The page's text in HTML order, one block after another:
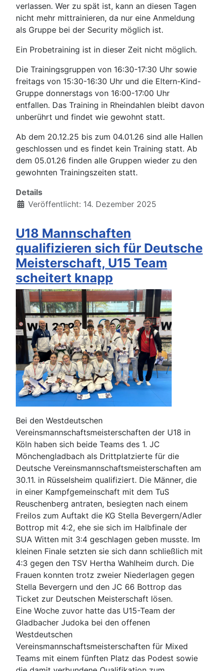
verlassen. Wer zu spät ist, kann an diesen Tagen
nicht mehr mittrainieren, da nur eine Anmeldung
als Gruppe bei der Security möglich ist.
Ein Probetraining ist in dieser Zeit nicht möglich.
Die Trainingsgruppen von 16:30-17:30 Uhr sowie
freitags von 15:30-16:30 Uhr und die Eltern-Kind-
Gruppe donnerstags von 16:00-17:00 Uhr
entfallen. Das Training in Rheindahlen bleibt davon
unberührt und findet wie gewohnt statt.
Ab dem 20.12.25 bis zum 04.01.26 sind alle Hallen
geschlossen und es findet kein Training statt. Ab
dem 05.01.26 finden alle Gruppen wieder zu den
gewohnten Trainingszeiten statt.
Details
Veröffentlicht: 14. Dezember 2025
U18 Mannschaften
qualifizieren sich für Deutsche
Meisterschaft, U15 Team
scheitert knapp
Bei den Westdeutschen
Vereinsmannschaftsmeisterschaften der U18 in
Köln haben sich beide Teams des 1. JC
Mönchengladbach als Drittplatzierte für die
Deutsche Vereinsmannschaftsmeisterschaften am
30.11. in Rüsselsheim qualifiziert. Die Männer, die
in einer Kampfgemeinschaft mit dem TuS
Reuschenberg antraten, besiegten nach einem
Freilos zum Auftakt die KG Stella Bevergern/Adler
Bottrop mit 4:2, ehe sie sich im Halbfinale der
SUA Witten mit 3:4 geschlagen geben musste. Im
kleinen Finale setzten sie sich dann schließlich mit
4:3 gegen den TSV Hertha Wahlheim durch. Die
Frauen konnten trotz zweier Niederlagen gegen
Stella Bevergern und den JC 66 Bottrop das
Ticket zur Deutschen Meisterschaft lösen.
Eine Woche zuvor hatte das U15-Team der
Gladbacher Judoka bei den offenen
Westdeutschen
Vereinsmannschaftsmeisterschaften für Mixed
Teams mit einem fünften Platz das Podest sowie